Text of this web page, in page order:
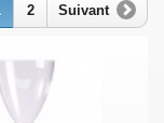
2 Suivant